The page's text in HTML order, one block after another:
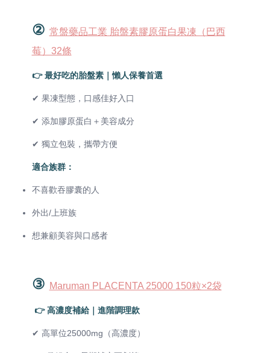
② 常盤藥品工業 胎盤素膠原蛋白果凍（巴西
莓）32條
👉 最好吃的胎盤素｜懶人保養首選
✔ 果凍型態，口感佳好入口
✔ 添加膠原蛋白＋美容成分
✔ 獨立包裝，攜帶方便
適合族群：
不喜歡吞膠囊的人
外出/上班族
想兼顧美容與口感者
③ Maruman PLACENTA 25000 150粒×2袋
👉 高濃度補給｜進階調理款
✔ 高單位25000mg（高濃度）